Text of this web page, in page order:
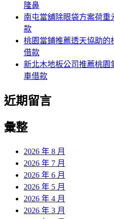
隆鼻
南屯當舖除眼袋方案荷
款
桃園當鋪推薦透天協助的
借款
新北木地板公司推薦桃園
車借款
近期留言
彙整
2026 年 8 月
2026 年 7 月
2026 年 6 月
2026 年 5 月
2026 年 4 月
2026 年 3 月